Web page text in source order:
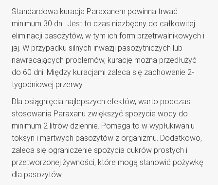
Standardowa kuracja Paraxanem powinna trwać
minimum 30 dni. Jest to czas niezbędny do całkowitej
eliminacji pasożytów, w tym ich form przetrwalnikowych i
jaj. W przypadku silnych inwazji pasożytniczych lub
nawracających problemów, kurację można przedłużyć
do 60 dni. Między kuracjami zaleca się zachowanie 2-
tygodniowej przerwy.
Dla osiągnięcia najlepszych efektów, warto podczas
stosowania Paraxanu zwiększyć spożycie wody do
minimum 2 litrów dziennie. Pomaga to w wypłukiwaniu
toksyn i martwych pasożytów z organizmu. Dodatkowo,
zaleca się ograniczenie spożycia cukrów prostych i
przetworzonej żywności, które mogą stanowić pożywkę
dla pasożytów.